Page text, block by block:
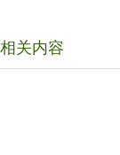
相关内容